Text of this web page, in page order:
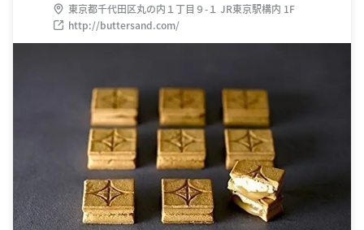
東京都千代田区丸の内１丁目９-１ JR東京駅構内 1F
http://buttersand.com/